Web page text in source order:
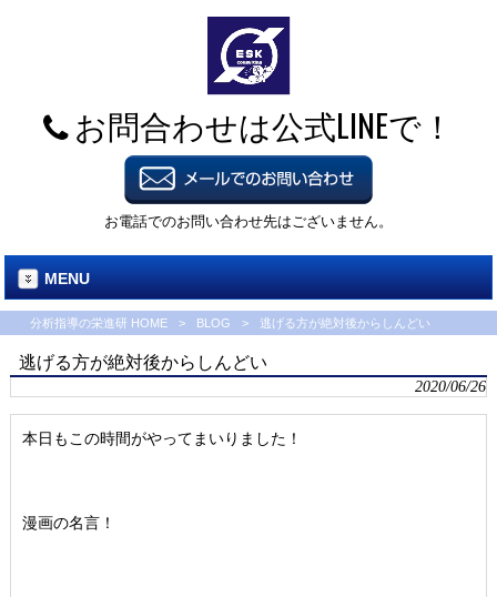
お問合わせは公式LINEで！
お電話でのお問い合わせ先はございません。
MENU
分析指導の栄進研 HOME > BLOG > 逃げる方が絶対後からしんどい
逃げる方が絶対後からしんどい
2020/06/26
本日もこの時間がやってまいりました！
漫画の名言！